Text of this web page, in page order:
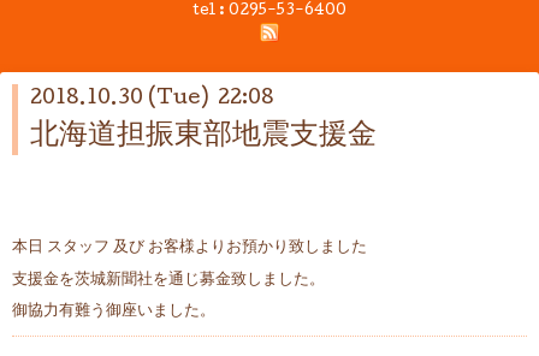
tel : 0295-53-6400
2018.10.30 (Tue) 22:08
北海道担振東部地震支援金
本日 スタッフ 及び お客様よりお預かり致しました
支援金を茨城新聞社を通じ募金致しました。
御協力有難う御座いました。